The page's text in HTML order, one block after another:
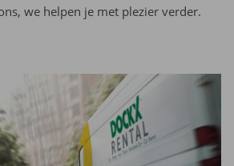
we helpen je met plezier verder.